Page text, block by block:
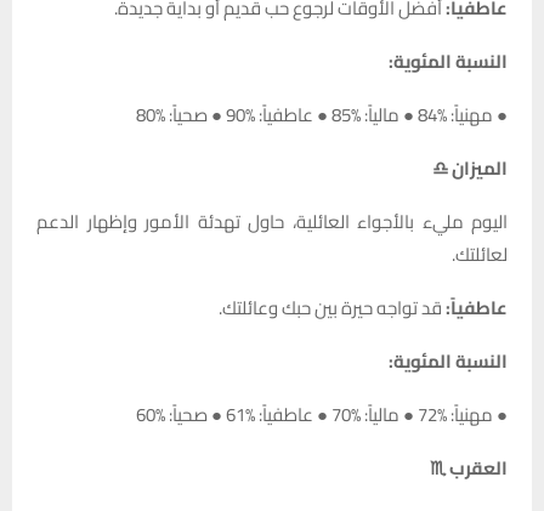
عاطفياً:أفضل الأوقات لرجوع حب قديم أو بداية جديدة.
النسبة المئوية:
● مهنياً: %84 ● مالياً: %85 ● عاطفياً: %90 ● صحياً: %80
الميزان ♎
اليوم مليء بالأجواء العائلية، حاول تهدئة الأمور وإظهار الدعم
لعائلتك.
عاطفياً:قد تواجه حيرة بين حبك وعائلتك.
النسبة المئوية:
● مهنياً: %72 ● مالياً: %70 ● عاطفياً: %61 ● صحياً: %60
العقرب ♏